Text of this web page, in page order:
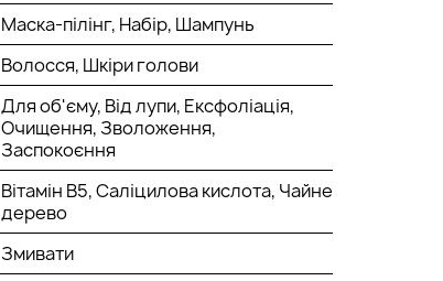
Маска-пілінг, Набір, Шампунь
Волосся, Шкіри голови
Для об'єму, Від лупи, Ексфоліація,
Очищення, Зволоження,
Заспокоєння
Вітамін В5, Саліцилова кислота, Чайне
дерево
Змивати